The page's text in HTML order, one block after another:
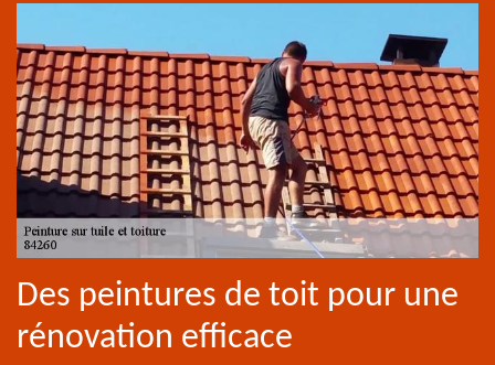
Des peintures de toit pour une
rénovation efficace